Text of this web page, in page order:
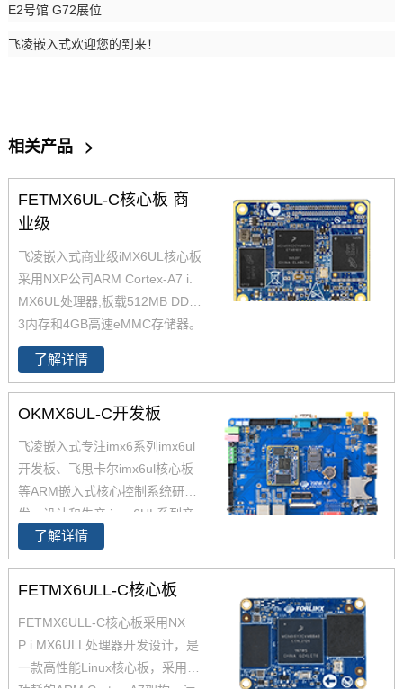
E2号馆 G72展位
飞凌嵌入式欢迎您的到来！
相关产品 >
FETMX6UL-C核心板 商
业级
飞凌嵌入式商业级iMX6UL核心板
采用NXP公司ARM Cortex-A7 i.
MX6UL处理器,板载512MB DDR
3内存和4GB高速eMMC存储器。
飞凌嵌入式级imx6ul核心板体积
小巧并具有成本优势，为了更好
的让客户进行二次开发，飞凌提
供了iMX6UL的PCB文件，包含底
兼容IMX6ULL并同时具备工业
级、商业级两种不同的配置。
了解详情
OKMX6UL-C开发板
飞凌嵌入式专注imx6系列imx6ul
开发板、飞思卡尔imx6ul核心板
等ARM嵌入式核心控制系统研
发、设计和生产,i.mx6UL系列产
品现已畅销全国，作为恩智浦imx
6ul,imx6ul开发板,i.mx6提供者，
飞凌嵌入式提供基于iMX6 iMX6U
了解详情
FETMX6ULL-C核心板
FETMX6ULL-C核心板采用NX
P i.MX6ULL处理器开发设计，是
一款高性能Linux核心板，采用低